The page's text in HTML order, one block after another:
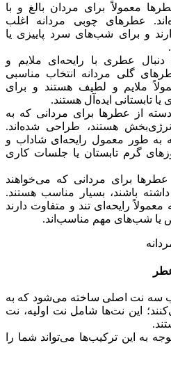
معمولاً برای مردان بالغ و با
عطرهای چوبی مردانه اغلب
و برای شب‌های سرد پاییزی یا
دنبال عطری با رایحه‌ای ملایم و
گلی مردانه انتخاب مناسبی
ملایم و لطیف هستند و برای
یا تابستانی ایده‌آل هستند.
از عطرها برای مردانی که به
هستند، طراحی شده‌اند.
به طور معمول رایحه‌ای شاداب و
گرم تابستان یا جلسات کاری
عطرها برای مردانی که می‌خواهند
باشند، بسیار مناسب هستند.
رایحه‌ای تند و متفاوت دارند
یا شب‌های مهم مناسب‌اند.
سه نت اصلی ساخته می‌شود که به
این نت‌ها شامل نت اولیه، نت
به این ترکیب‌ها می‌تواند شما را